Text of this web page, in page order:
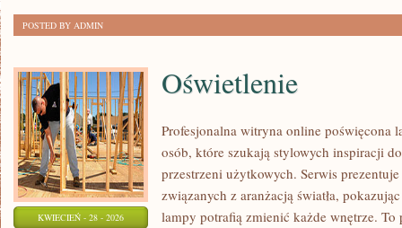
POSTED BY ADMIN
KWIECIEŃ - 28 - 2026
Oświetlenie
Profesjonalna witryna online poświęcona
osób, które szukają stylowych inspiracji
przestrzeni użytkowych. Serwis
związanych z aranżacją światła,
lampy potrafią zmienić każde wnętrze.